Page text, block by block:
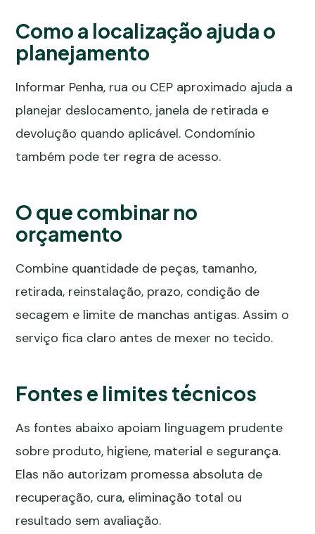
Como a localização ajuda o
planejamento
Informar Penha, rua ou CEP aproximado ajuda a
planejar deslocamento, janela de retirada e
devolução quando aplicável. Condomínio
também pode ter regra de acesso.
O que combinar no
orçamento
Combine quantidade de peças, tamanho,
retirada, reinstalação, prazo, condição de
secagem e limite de manchas antigas. Assim o
serviço fica claro antes de mexer no tecido.
Fontes e limites técnicos
As fontes abaixo apoiam linguagem prudente
sobre produto, higiene, material e segurança.
Elas não autorizam promessa absoluta de
recuperação, cura, eliminação total ou
resultado sem avaliação.